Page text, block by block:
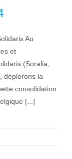
Au
et
(Soralia,
déplorons la
consolidation
[...]